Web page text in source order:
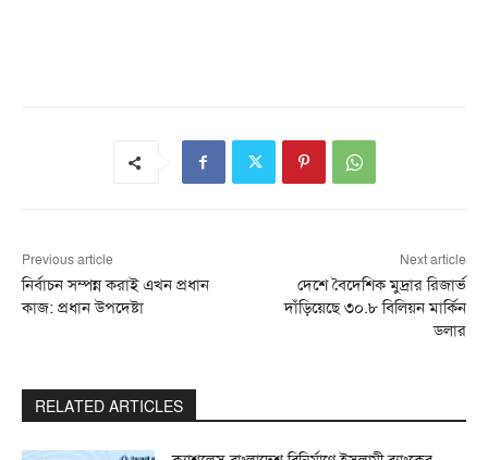
Previous article
নির্বাচন সম্পন্ন করাই এখন প্রধান
কাজ: প্রধান উপদেষ্টা
Next article
দেশে বৈদেশিক মুদ্রার রিজার্ভ
দাঁড়িয়েছে ৩০.৮ বিলিয়ন মার্কিন
ডলার
RELATED ARTICLES